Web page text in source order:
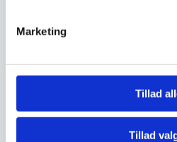
Marketing
Tillad
Tillad
1.249,00DKK
Vi prismatcher